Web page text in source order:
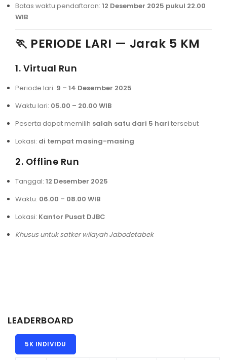
Batas waktu pendaftaran: 12 Desember 2025 pukul 22.00
WIB
🏃 PERIODE LARI — Jarak 5 KM
1. Virtual Run
Periode lari: 9 – 14 Desember 2025
Waktu lari: 05.00 – 20.00 WIB
Peserta dapat memilih salah satu dari 5 hari tersebut
Lokasi: di tempat masing-masing
2. Offline Run
Tanggal: 12 Desember 2025
Waktu: 06.00 – 08.00 WIB
Lokasi: Kantor Pusat DJBC
Khusus untuk satker wilayah Jabodetabek
LEADERBOARD
5K INDIVIDU